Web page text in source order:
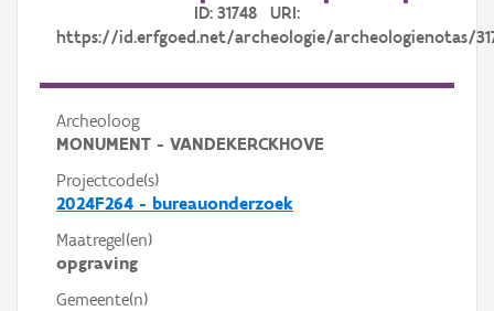
ID: 31748 URI:
https://id.erfgoed.net/archeologie/archeologienotas/
Archeoloog
MONUMENT - VANDEKERCKHOVE
Projectcode(s)
2024F264 - bureauonderzoek
Maatregel(en)
opgraving
Gemeente(n)